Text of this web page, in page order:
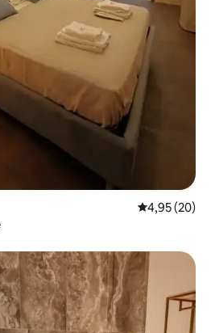
Prosječna
4,95 (20)